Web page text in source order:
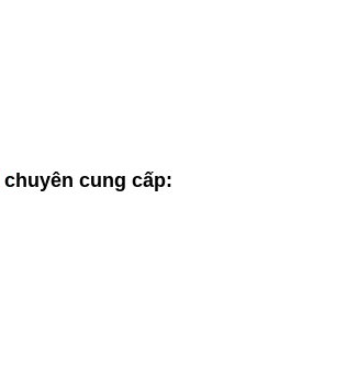
chuyên cung cấp: